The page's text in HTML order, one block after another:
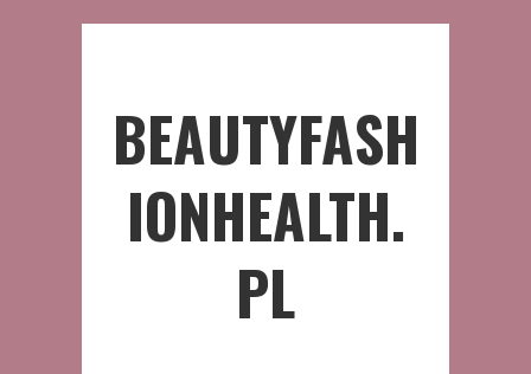
BEAUTYFASH
IONHEALTH.
PL